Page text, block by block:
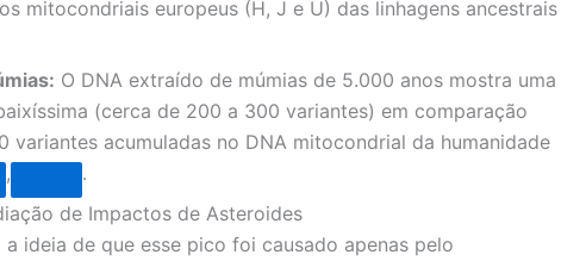
mitocondriais europeus (H, J e U) das linhagens ancestrais
O DNA extraído de múmias de 5.000 anos mostra uma
(cerca de 200 a 300 variantes) em comparação
variantes acumuladas no DNA mitocondrial da humanidade
,
.
de Impactos de Asteroides
ideia de que esse pico foi causado apenas pelo